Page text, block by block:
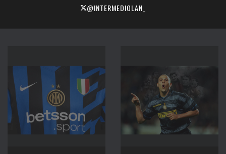
@INTERMEDIOLAN_